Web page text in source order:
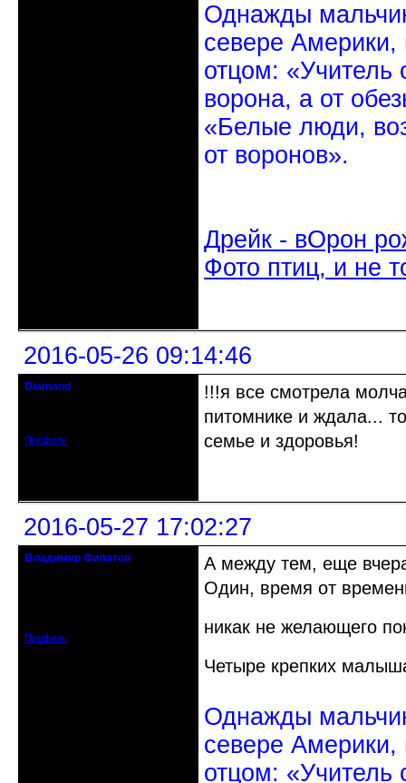
Однажды
севере
отцом: «Учитель
ворона, а от
«Белые люди,
от воронов».
Дрейк - вОрон
Фото птиц, и не
2016-05-26 09:14:46
Diamand
Профиль
!!!я все смотрела
питомнике и ждала...
семье и здоровья!
2016-05-27 17:02:27
Владимир Филатов
Профиль
А между тем, еще
Один, время от
никак не желающего
Четыре крепких
Однажды
севере
отцом: «Учитель